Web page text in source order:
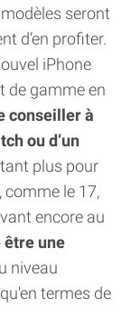
seront
d’en profiter.
iPhone
de gamme en
conseiller à
ou d’un
plus pour
comme le 17,
encore au
être une
niveau
termes de